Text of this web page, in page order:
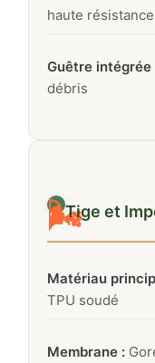
haute résistance
Guêtre intégrée
débris
🌬️Tige et
Matériau
TPU soudé
Membrane :